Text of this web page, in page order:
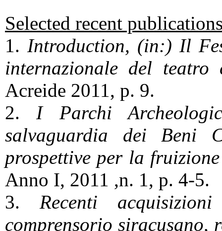
Selected recent
1. Introduction, (in:) Il
internazionale del teatro
Acreide 2011, p. 9.
2. I Parchi
salvaguardia dei Beni
prospettive per la
Anno I, 2011 ,n. 1, p. 4-5.
3. Recenti
comprensorio siracusano,